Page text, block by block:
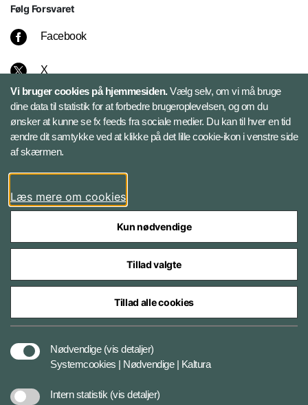
Følg Forsvaret
Facebook
X
Instagram
Bluesky
LinkedIn
Styrelser og myndigheder under Forsvarsministeriet
Vi bruger cookies på hjemmesiden.Vælg selv, om vi må bruge
dine data til statistik for at forbedre brugeroplevelsen, og om du
ønsker at kunne se fx feeds fra sociale medier. Du kan til hver en tid
ændre dit samtykke ved at klikke på det lille cookie-ikon i venstre side
af skærmen.
Læs mere om cookies
Kun nødvendige
Tillad valgte
Tillad alle cookies
Nødvendige (vis detaljer)
Systemcookies | Nødvendige | Kaltura
Intern statistik (vis detaljer)